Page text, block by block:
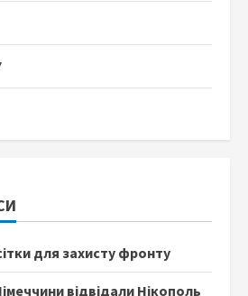
для захисту фронту
відвідали Нікополь